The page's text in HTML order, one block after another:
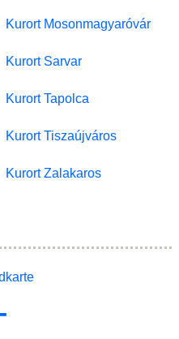
Kurort Mosonmagyaróvár
Kurort Sarvar
Kurort Tapolca
Kurort Tiszaújváros
Kurort Zalakaros